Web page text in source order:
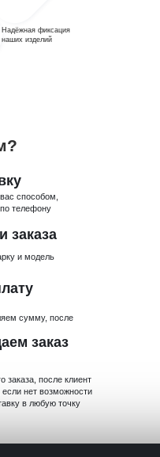
Надёжная фиксация
наших изделий
и модель
сумму, после
заказа
заказ
заказа, после клиент
если нет возможности
в любую точку
способом,
телефону